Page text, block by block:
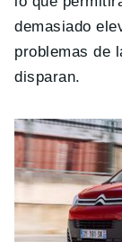
demasiado
problemas de
disparan.